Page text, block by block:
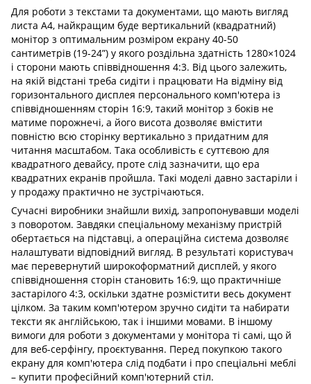
Для роботи з текстами та документами, що мають вигляд
листа А4, найкращим буде вертикальний (квадратний)
монітор з оптимальним розміром екрану 40-50
сантиметрів (19-24”) у якого роздільна здатність 1280×1024
і сторони мають співвідношення 4:3. Від цього залежить,
на якій відстані треба сидіти і працювати На відміну від
горизонтального дисплея персонального комп'ютера із
співвідношенням сторін 16:9, такий монітор з боків не
матиме порожнечі, а його висота дозволяє вмістити
повністю всю сторінку вертикально з придатним для
читання масштабом. Така особливість є суттєвою для
квадратного девайсу, проте слід зазначити, що ера
квадратних екранів пройшла. Такі моделі давно застаріли і
у продажу практично не зустрічаються.
Сучасні виробники знайшли вихід, запропонувавши моделі
з поворотом. Завдяки спеціальному механізму пристрій
обертається на підставці, а операційна система дозволяє
налаштувати відповідний вигляд. В результаті користувач
має перевернутий широкоформатний дисплей, у якого
співвідношення сторін становить 16:9, що практичніше
застарілого 4:3, оскільки здатне розмістити весь документ
цілком. За таким комп'ютером зручно сидіти та набирати
тексти як англійською, так і іншими мовами. В іншому
вимоги для роботи з документами у монітора ті самі, що й
для веб-серфінгу, проєктування. Перед покупкою такого
екрану для комп'ютера слід подбати і про спеціальні меблі
– купити професійний комп'ютерний стіл.